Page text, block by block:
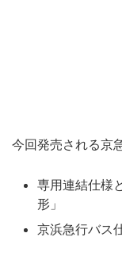
今回発売される京
専用連結仕様
形」
京浜急行バス